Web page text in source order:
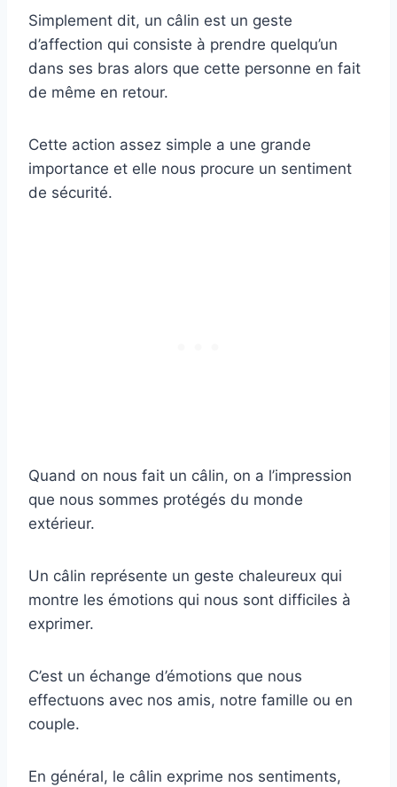
Simplement dit, un câlin est un geste
d’affection qui consiste à prendre quelqu’un
dans ses bras alors que cette personne en fait
de même en retour.
Cette action assez simple a une grande
importance et elle nous procure un sentiment
de sécurité.
Quand on nous fait un câlin, on a l’impression
que nous sommes protégés du monde
extérieur.
Un câlin représente un geste chaleureux qui
montre les émotions qui nous sont difficiles à
exprimer.
C’est un échange d’émotions que nous
effectuons avec nos amis, notre famille ou en
couple.
En général, le câlin exprime nos sentiments,